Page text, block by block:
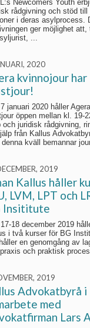
Newcomers Youth
rådgivning och stöd till
i deras asylprocess.
ger möjlighet
...
2020
kvinnojour har
7 januari 2020 håller
öppen mellan kl. 19-
och juridisk rådgivning,
från Kallus
denna kväll bemannar
2019
Kallus håller
LVM, LPT och
Insititute
17-18 december 2019
i två kurser för BG
en genomgång av
och praktisk
2019
Advokatbyrå i
med
Lars